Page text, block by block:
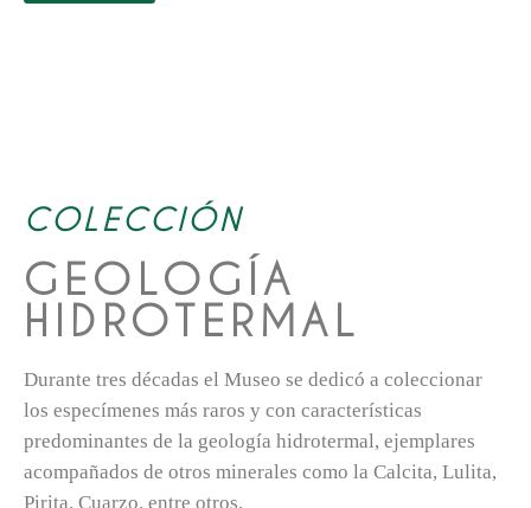
COLECCIÓN
GEOLOGÍA
HIDROTERMAL
Durante tres décadas el Museo se dedicó a coleccionar
los especímenes más raros y con características
predominantes de la geología hidrotermal, ejemplares
acompañados de otros minerales como la Calcita, Lulita,
Pirita, Cuarzo, entre otros.